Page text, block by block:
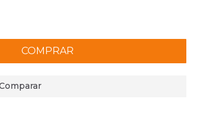
COMPRAR